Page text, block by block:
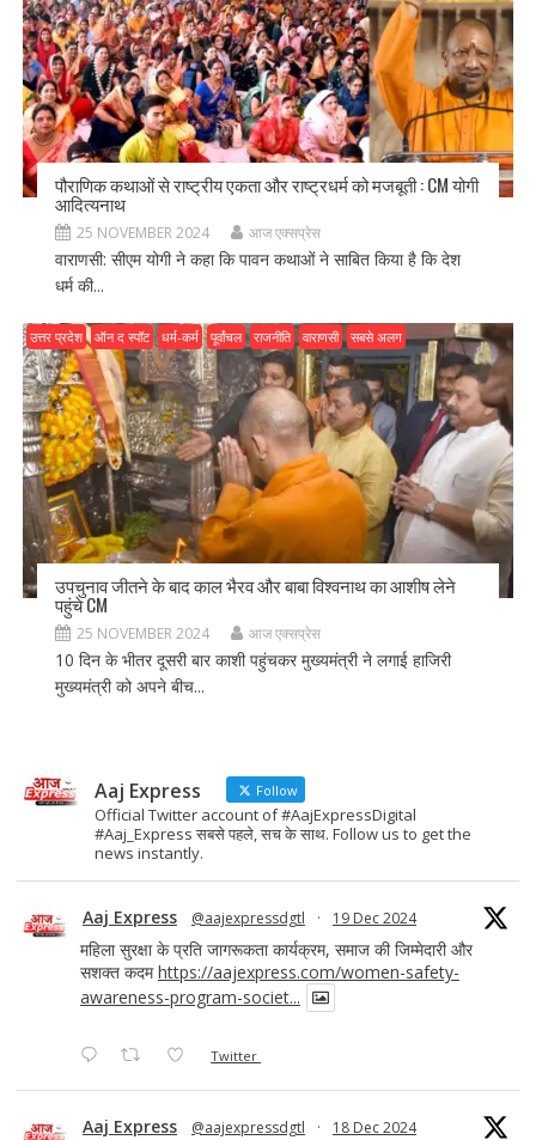
पौराणिक कथाओं से राष्ट्रीय एकता और राष्ट्रधर्म को मजबूती : CM योगी
आदित्यनाथ
25 NOVEMBER 2024 आज एक्सप्रेस
वाराणसी: सीएम योगी ने कहा कि पावन कथाओं ने साबित किया है कि देश
धर्म की...
उत्तर प्रदेश ऑन द स्पॉट धर्म-कर्म पूर्वांचल राजनीति वाराणसी सबसे अलग
उपचुनाव जीतने के बाद काल भैरव और बाबा विश्वनाथ का आशीष लेने
पहुंचे CM
25 NOVEMBER 2024 आज एक्सप्रेस
10 दिन के भीतर दूसरी बार काशी पहुंचकर मुख्यमंत्री ने लगाई हाजिरी
मुख्यमंत्री को अपने बीच...
Aaj Express Follow
Official Twitter account of #AajExpressDigital
#Aaj_Express सबसे पहले, सच के साथ. Follow us to get the
news instantly.
Aaj Express @aajexpressdgtl · 19 Dec 2024
महिला सुरक्षा के प्रति जागरूकता कार्यक्रम, समाज की जिम्मेदारी और
सशक्त कदमhttps://aajexpress.com/women-safety-
awareness-program-societ...
Twitter
Aaj Express @aajexpressdgtl · 18 Dec 2024